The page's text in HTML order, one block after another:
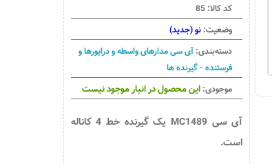
کد کالا: 85
وضعیت: نو (جدید)
دسته‌بندی: آی سی مدارهای واسطه و درایورها و
فرستنده - گیرنده ها
موجودی: این محصول در انبار موجود نیست
آی سی MC1489 یک گیرنده خط 4 کاناله
است.